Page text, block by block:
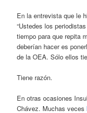
En la entrevista que le
“Ustedes los
tiempo para que repita
deberían hacer es
de la OEA. Sólo ellos
Tiene razón.
En otras ocasiones
Chávez. Muchas veces